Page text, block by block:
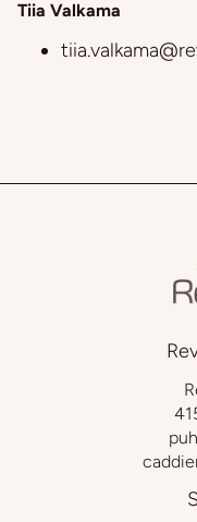
Tiia Valkama​​​​​​​
tiia.valkama